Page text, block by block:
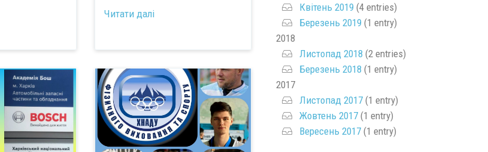
Читати далі
Квітень 2019 (4 entries)
Березень 2019 (1 entry)
2018
Листопад 2018 (2 entries)
Березень 2018 (1 entry)
2017
Листопад 2017(1 entry)
Жовтень 2017(1 entry)
Вересень 2017(1 entry)